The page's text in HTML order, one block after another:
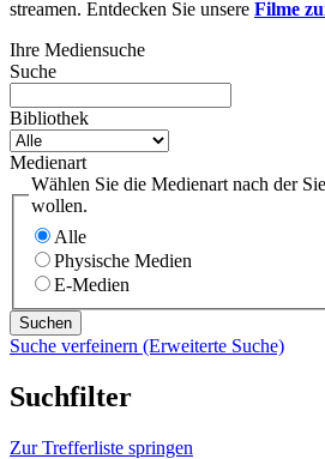
streamen. Entdecken Sie unsere Filme
Ihre Mediensuche
Suche
Bibliothek
Medienart
Wählen Sie die Medienart nach der
wollen.
Alle
Physische Medien
E-Medien
Suche verfeinern (Erweiterte Suche)
Suchfilter
Zur Trefferliste springen